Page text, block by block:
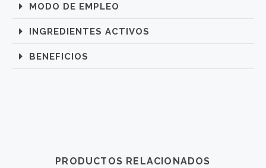
MODO DE EMPLEO
INGREDIENTES ACTIVOS
BENEFICIOS
PRODUCTOS RELACIONADOS